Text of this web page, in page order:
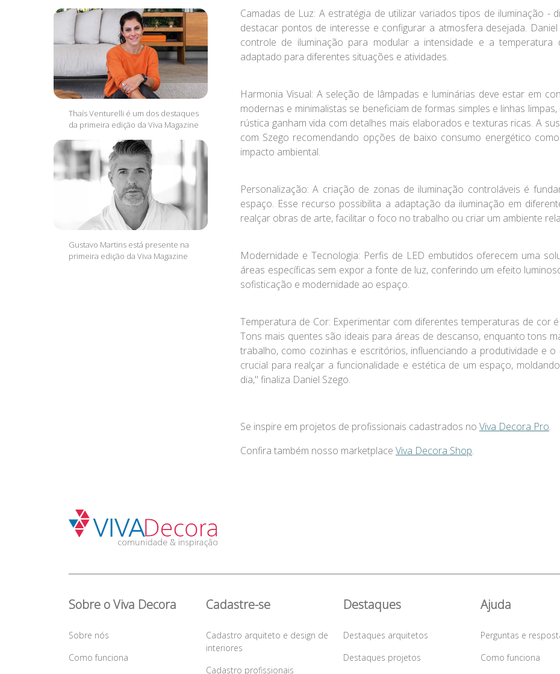
Thaís Venturelli é um dos destaques
da primeira edição da Viva Magazine
Gustavo Martins está presente na
primeira edição da Viva Magazine
Camadas de Luz: A estratégia de utilizar variados tipos de iluminação -
destacar pontos de interesse e configurar a atmosfera desejada.
controle de iluminação para modular a intensidade e a
adaptado para diferentes situações e atividades.
Harmonia Visual: A seleção de lâmpadas e luminárias deve estar em
modernas e minimalistas se beneficiam de formas simples e linhas
rústica ganham vida com detalhes mais elaborados e texturas ricas. A
com Szego recomendando opções de baixo consumo energético
impacto ambiental.
Personalização: A criação de zonas de iluminação controláveis é
espaço. Esse recurso possibilita a adaptação da iluminação em
realçar obras de arte, facilitar o foco no trabalho ou criar um ambiente
Modernidade e Tecnologia: Perfis de LED embutidos oferecem uma
áreas específicas sem expor a fonte de luz, conferindo um efeito
sofisticação e modernidade ao espaço.
Temperatura de Cor: Experimentar com diferentes temperaturas de cor
Tons mais quentes são ideais para áreas de descanso, enquanto tons
trabalho, como cozinhas e escritórios, influenciando a produtividade e
crucial para realçar a funcionalidade e estética de um espaço,
dia," finaliza Daniel Szego.
Se inspire em projetos de profissionais cadastrados no Viva Decora Pro.
Confira também nosso marketplace Viva Decora Shop.
Sobre o Viva Decora
Sobre nós
Como funciona
Cadastre-se
Cadastro arquiteto e design de
interiores
Cadastro profissionais
Destaques
Destaques arquitetos
Destaques projetos
Ajuda
Perguntas e
Como funciona